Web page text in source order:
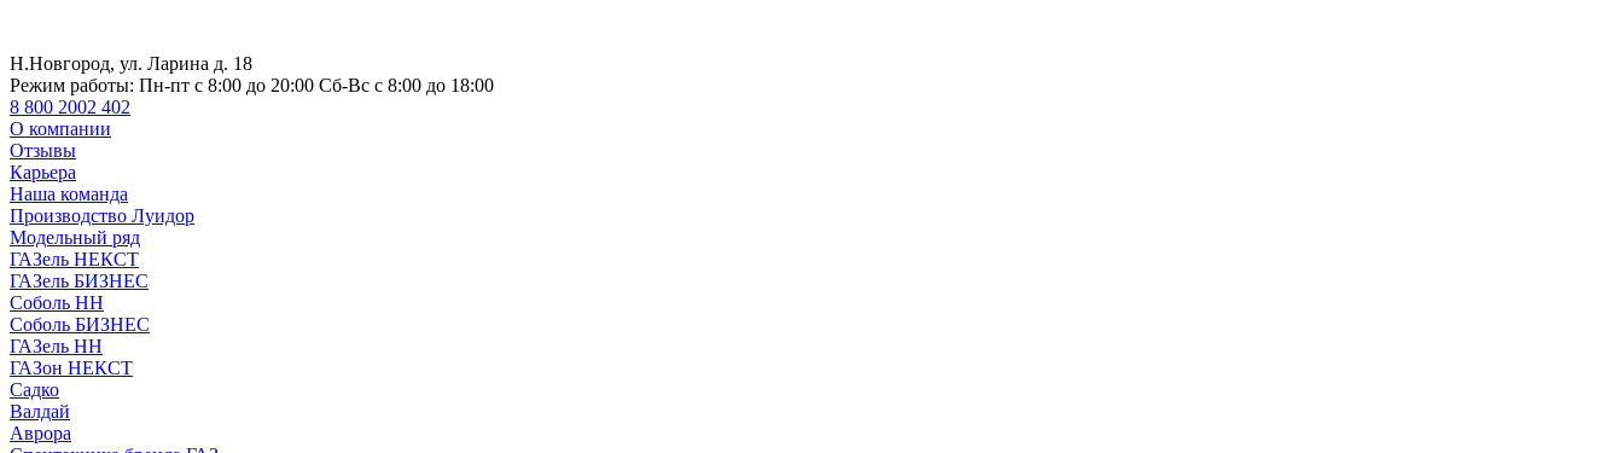
Н.Новгород, ул. Ларина д. 18
Режим работы: Пн-пт с 8:00 до 20:00 Сб-Вс с 8:00 до 18:00
8 800 2002 402
О компании
Отзывы
Карьера
Наша команда
Производство Луидор
Модельный ряд
ГАЗель НЕКСТ
ГАЗель БИЗНЕС
Соболь НН
Соболь БИЗНЕС
ГАЗель НН
ГАЗон НЕКСТ
Садко
Валдай
Аврора